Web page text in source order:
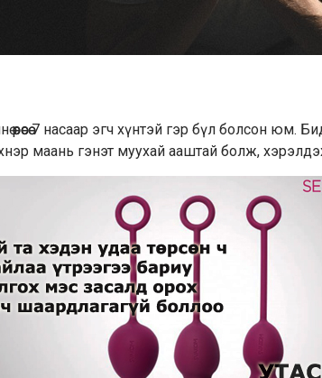
7 насаар эгч хүнтэй гэр бүл болсон юм.
маань гэнэт муухай ааштай болж,